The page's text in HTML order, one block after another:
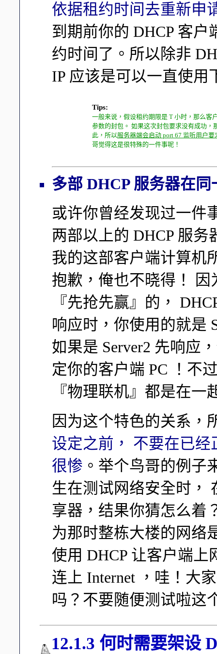
依据租约时间去重新申
到期前你的 DHCP 客
约时间了。所以除非
IP 应该是可以一直使用
Tips:
一般来说，假设租约期限是 T 小时，那么客
参数的封包。 如果这次封包要求没有成功，
此，所以服务器端会启动 port 67 监听用户
哥觉得这是很特殊的一件事呢！
多部 DHCP 服务器在
或许你曾经发现过一件
两部以上的 DHCP 服
我的这部客户端计算机
抱歉，俺也不晓得！
『先抢先赢』的，
响应时，你使用的就是
如果是 Server2 先响应
定你的客户端 PC ！不
『物理联机』都是在一
因为这个特色的关系，
设定之前， 不要在已
很惨 。举个鸟哥的例子
生在测试网络安全时，
享器，结果你猜怎么着
为那时整栋大楼的网络
使用 DHCP 让客户端
连上 Internet ，哇！大
吗？不要随便测试啦这
12.1.3 何时需要架设